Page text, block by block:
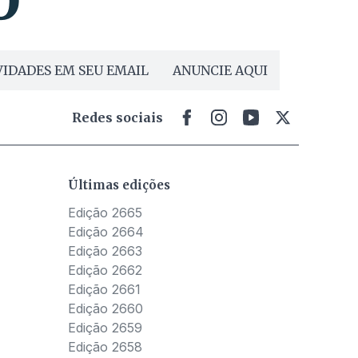
EM SEU EMAIL ANUNCIE AQUI
Redes sociais
Últimas edições
Edição 2665
Edição 2664
Edição 2663
Edição 2662
Edição 2661
Edição 2660
Edição 2659
Edição 2658